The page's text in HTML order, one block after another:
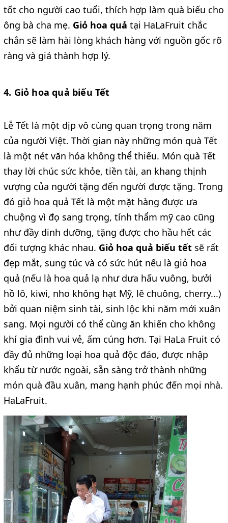
tốt cho người cao tuổi, thích hợp làm quà biếu cho
ông bà cha mẹ. Giỏ hoa quả tại HaLaFruit chắc
chắn sẽ làm hài lòng khách hàng với nguồn gốc rõ
ràng và giá thành hợp lý.
4. Giỏ hoa quả biếu Tết
Lễ Tết là một dịp vô cùng quan trọng trong năm
của người Việt. Thời gian này những món quà Tết
là một nét văn hóa không thể thiếu. Món quà Tết
thay lời chúc sức khỏe, tiền tài, an khang thịnh
vượng của người tặng đến người được tặng. Trong
đó giỏ hoa quả Tết là một mặt hàng được ưa
chuộng vì đọ sang trọng, tính thẩm mỹ cao cũng
như đầy dinh dưỡng, tặng được cho hầu hết các
đối tượng khác nhau. Giỏ hoa quả biếu tết sẽ rất
đẹp mắt, sung túc và có sức hút nếu là giỏ hoa
quả (nếu là hoa quả lạ như dưa hấu vuông, bưởi
hồ lô, kiwi, nho không hạt Mỹ, lê chuông, cherry...)
bởi quan niệm sinh tài, sinh lộc khi năm mới xuân
sang. Mọi người có thể cùng ăn khiến cho không
khí gia đình vui vẻ, ấm cúng hơn. Tại HaLa Fruit có
đầy đủ những loại hoa quả độc đáo, được nhập
khẩu từ nước ngoài, sẵn sàng trở thành những
món quà đầu xuân, mang hạnh phúc đến mọi nhà.
HaLaFruit.